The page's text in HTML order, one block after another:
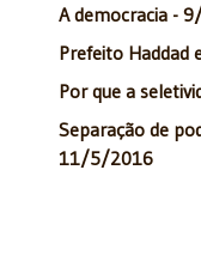
A democracia -
Prefeito Haddad
Por que a
Separação de
11/5/2016